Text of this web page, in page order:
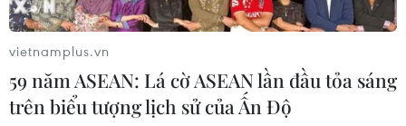
vietnamplus.vn
59 năm ASEAN: Lá cờ ASEAN lần đầu tỏa sáng
trên biểu tượng lịch sử của Ấn Độ